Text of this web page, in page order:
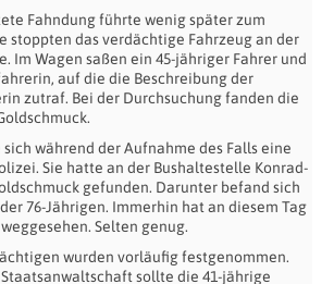
Fahndung führte wenig später zum
stoppten das verdächtige Fahrzeug an der
Im Wagen saßen ein 45-jähriger Fahrer und
auf die die Beschreibung der
zutraf. Bei der Durchsuchung fanden die
während der Aufnahme des Falls eine
Sie hatte an der Bushaltestelle Konrad-
gefunden. Darunter befand sich
76-Jährigen. Immerhin hat an diesem Tag
Selten genug.
wurden vorläufig festgenommen.
sollte die 41-jährige